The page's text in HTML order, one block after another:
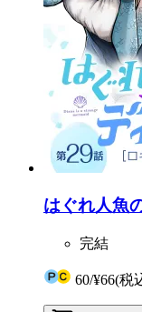
はぐれ人魚
完結
60/¥66(税